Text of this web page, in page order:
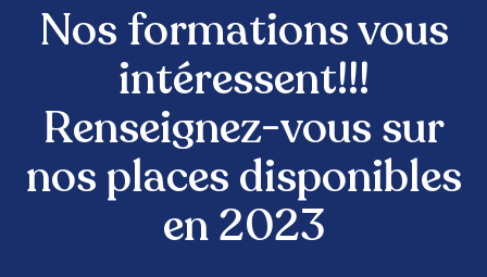
Nos formations vous
intéressent!!!
Renseignez-vous sur
nos places disponibles
en 2023